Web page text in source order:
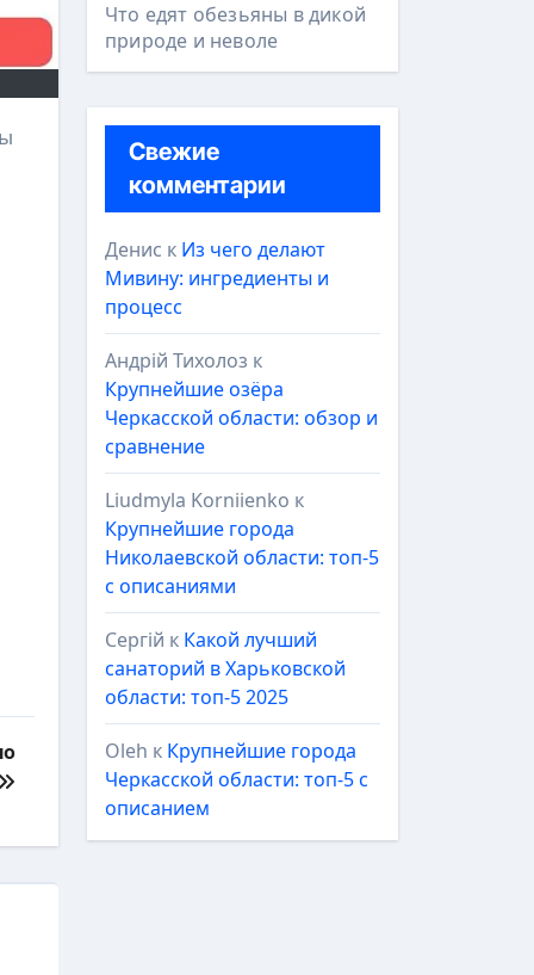
Что едят обезьяны в дикой
природе и неволе
Свежие
комментарии
Денис к Из чего делают
Мивину: ингредиенты и
процесс
Андрій Тихолоз к
Крупнейшие озёра
Черкасской области: обзор и
сравнение
Liudmyla Korniienko к
Крупнейшие города
Николаевской области: топ-5
с описаниями
Сергій к Какой лучший
санаторий в Харьковской
области: топ-5 2025
Oleh к Крупнейшие города
Черкасской области: топ-5 с
описанием